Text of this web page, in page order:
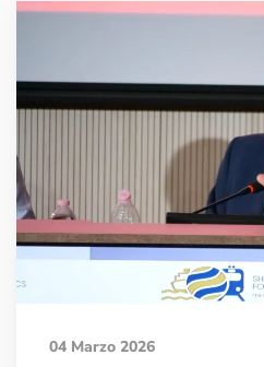
04 Marzo 2026